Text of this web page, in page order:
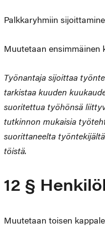
Palkkaryhmiin
Muutetaan ensimmäinen
Työnantaja sijoittaa
tarkistaa kuuden
suoritettua työhönsä
tutkinnon mukaisia
suorittaneelta
töistä.
12 §
Muutetaan toisen